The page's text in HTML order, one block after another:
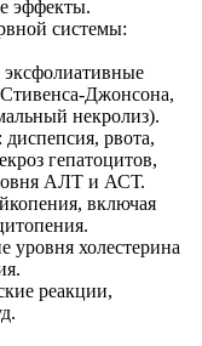
эффекты.
системы:
эксфолиативные
Джонсона,
некролиз).
рвота,
гепатоцитов,
АЛТ и АСТ.
включая
холестерина
реакции,